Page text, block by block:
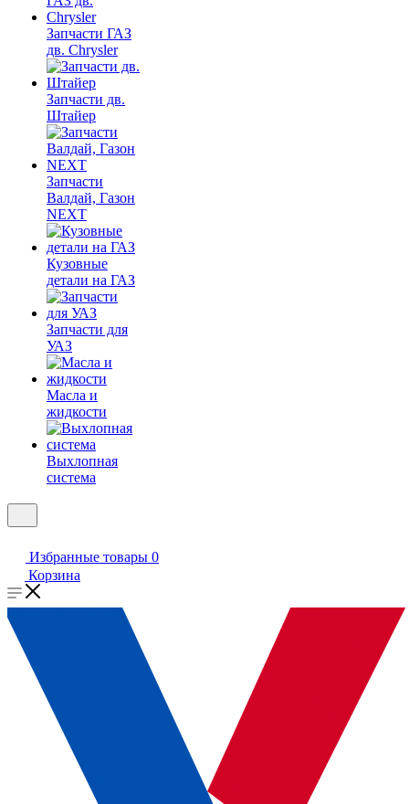
Запчасти ГАЗ
дв. Chrysler
Запчасти дв.
Штайер
Запчасти
Валдай, Газон
NEXT
Кузовные
детали на ГАЗ
Запчасти для
УАЗ
Масла и
жидкости
Выхлопная
система
Избранные товары 0
Корзина